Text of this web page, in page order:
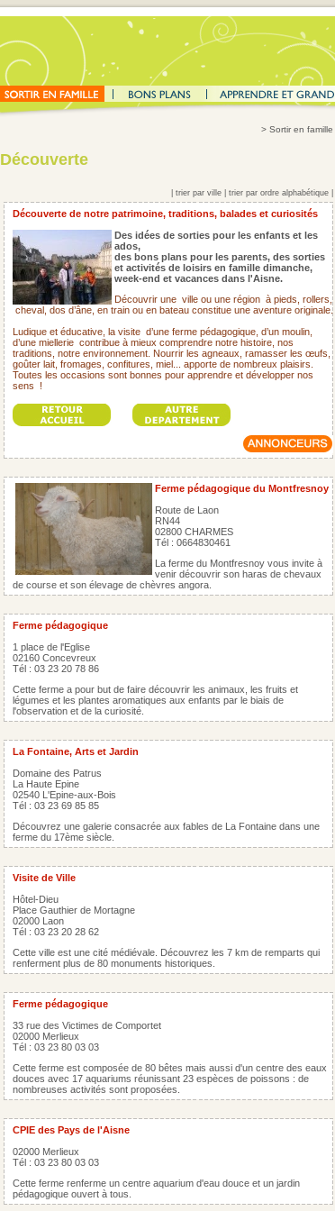
> Sortir en famille
Découverte
trier par ville trier par ordre alphabétique
Découverte de notre patrimoine, traditions, balades et curiosités
Des idées de sorties pour les enfants et les
ados,
des bons plans pour les parents, des sorties
et activités de loisirs en famille dimanche,
week-end et vacances dans l'Aisne.
Découvrir une ville ou une région à pieds, rollers,
cheval, dos d’âne, en train ou en bateau constitue une aventure originale.
Ludique et éducative, la visite d’une ferme pédagogique, d’un moulin,
d’une miellerie contribue à mieux comprendre notre histoire, nos
traditions, notre environnement. Nourrir les agneaux, ramasser les œufs,
goûter lait, fromages, confitures, miel... apporte de nombreux plaisirs.
Toutes les occasions sont bonnes pour apprendre et développer nos
sens !
Ferme pédagogique du Montfresnoy
Route de Laon
RN44
02800 CHARMES
Tél : 0664830461
La ferme du Montfresnoy vous invite à
venir découvrir son haras de chevaux
de course et son élevage de chèvres angora.
Ferme pédagogique
1 place de l'Eglise
02160 Concevreux
Tél : 03 23 20 78 86
Cette ferme a pour but de faire découvrir les animaux, les fruits et
légumes et les plantes aromatiques aux enfants par le biais de
l'observation et de la curiosité.
La Fontaine, Arts et Jardin
Domaine des Patrus
La Haute Epine
02540 L'Epine-aux-Bois
Tél : 03 23 69 85 85
Découvrez une galerie consacrée aux fables de La Fontaine dans une
ferme du 17ème siècle.
Visite de Ville
Hôtel-Dieu
Place Gauthier de Mortagne
02000 Laon
Tél : 03 23 20 28 62
Cette ville est une cité médiévale. Découvrez les 7 km de remparts qui
renferment plus de 80 monuments historiques.
Ferme pédagogique
33 rue des Victimes de Comportet
02000 Merlieux
Tél : 03 23 80 03 03
Cette ferme est composée de 80 bêtes mais aussi d'un centre des eaux
douces avec 17 aquariums réunissant 23 espèces de poissons : de
nombreuses activités sont proposées.
CPIE des Pays de l'Aisne
02000 Merlieux
Tél : 03 23 80 03 03
Cette ferme renferme un centre aquarium d'eau douce et un jardin
pédagogique ouvert à tous.